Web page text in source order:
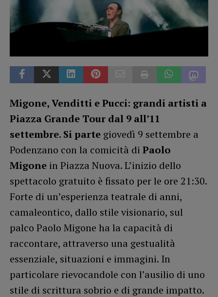
Migone, Venditti e Pucci: grandi artisti a
Piazza Grande Tour dal 9 all’11
settembre. Si parte giovedì 9 settembre a
Podenzano con la comicità di Paolo
Migone in Piazza Nuova. L’inizio dello
spettacolo gratuito è fissato per le ore 21:30.
Forte di un’esperienza teatrale di anni,
camaleontico, dallo stile visionario, sul
palco Paolo Migone ha la capacità di
raccontare, attraverso una gestualità
essenziale, situazioni e immagini. In
particolare rievocandole con l’ausilio di uno
stile di scrittura sobrio e di grande impatto.